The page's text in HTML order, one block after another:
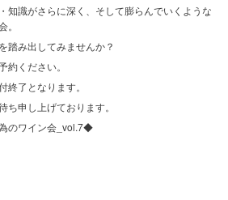
知識がさらに深く、そして膨らんでいくような
踏み出してみませんか？
約ください。
終了となります。
ち申し上げております。
のワイン会_vol.7◆